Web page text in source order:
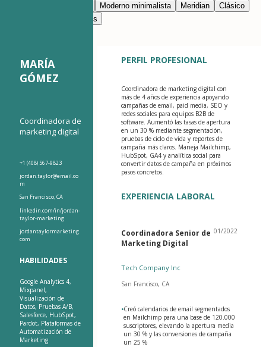
Moderno minimalista Meridian
Clásico
Nimbus
MARÍA
GÓMEZ
Coordinadora de
marketing digital
+1 (408) 567-9823
jordan.taylor@email.co
m
San Francisco, CA
linkedin.com/in/jordan-
taylor-marketing
jordantaylormarketing.
com
HABILIDADES
Google Analytics 4,
Mixpanel,
Visualización de
Datos, Pruebas A/B,
Salesforce, HubSpot,
Pardot, Plataformas de
Automatización de
Marketing
PERFIL PROFESIONAL
Coordinadora de marketing digital con
más de 4 años de experiencia apoyando
campañas de email, paid media, SEO y
redes sociales para equipos B2B de
software. Aumentó las tasas de apertura
en un 30 % mediante segmentación,
pruebas de ciclo de vida y reportes de
campaña más claros. Maneja Mailchimp,
HubSpot, GA4 y analítica social para
convertir datos de campaña en próximos
pasos concretos.
EXPERIENCIA LABORAL
Coordinadora Senior de
Marketing Digital
01/2022
Tech Company Inc
San Francisco, CA
•Creó calendarios de email segmentados
en Mailchimp para una base de 120.000
suscriptores, elevando la apertura media
un 30 % y las conversiones de campaña
un 25 %